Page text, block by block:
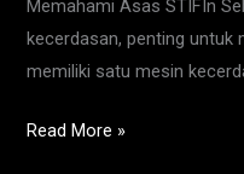
Memahami Asas STIFIn
kecerdasan, penting untuk
memiliki satu mesin
Read More »